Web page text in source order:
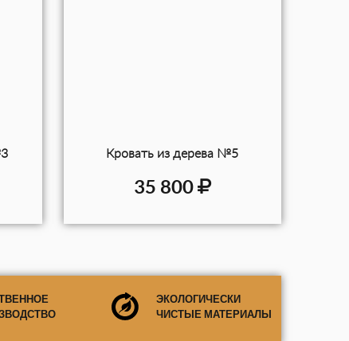
Кровать из дерева №5
35 800
ЭКОЛОГИЧЕСКИ
ЧИСТЫЕ МАТЕРИАЛЫ